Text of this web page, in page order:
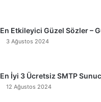
En Etkileyici Güzel Sözler –
3 Ağustos 2024
En İyi 3 Ücretsiz SMTP
12 Ağustos 2024